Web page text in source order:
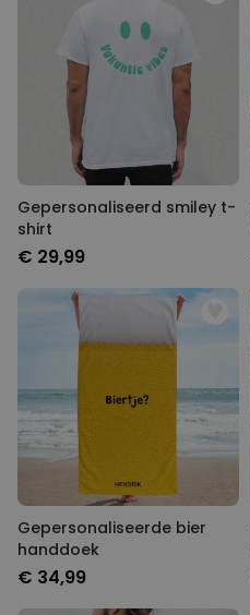
Gepersonaliseerd smiley t-
shirt
€ 29,99
Gepersonaliseerde bier
handdoek
€ 34,99